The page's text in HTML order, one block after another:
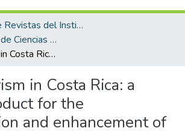
Portal de Revistas del Instituto Tecnológico de Costa Rica
Trama. Revista de Ciencias Sociales y Humanidades
Archeotourism in Costa Rica: a tourism product for the diversification and enhancement of cultural heritage
in Costa Rica: a
for the
and enhancement of